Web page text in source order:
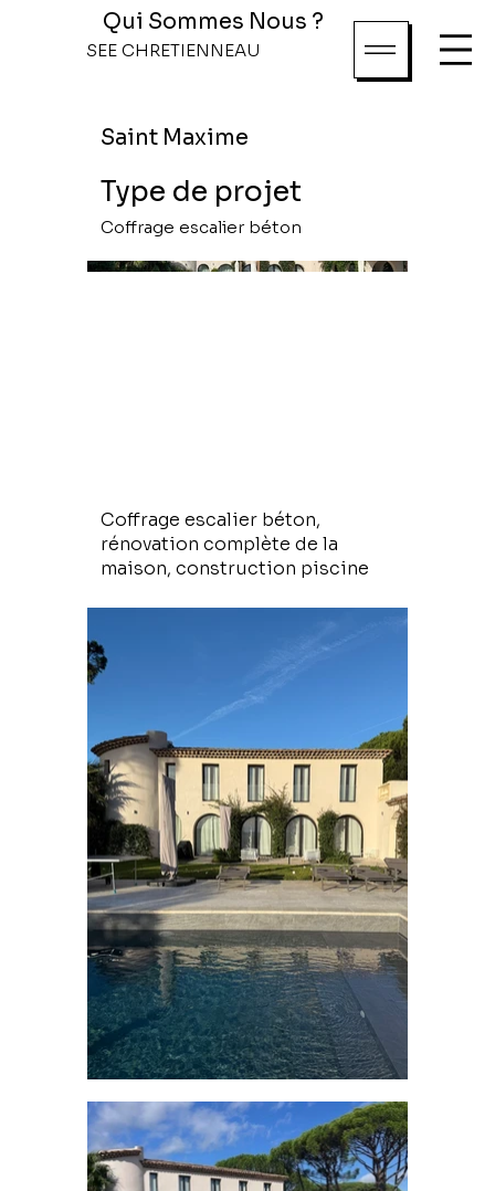
SEE CHRETIENNEAU
Qui Sommes Nous ?
Saint Maxime
Type de projet
Coffrage escalier béton
Coffrage escalier béton,
rénovation complète de la
maison, construction piscine